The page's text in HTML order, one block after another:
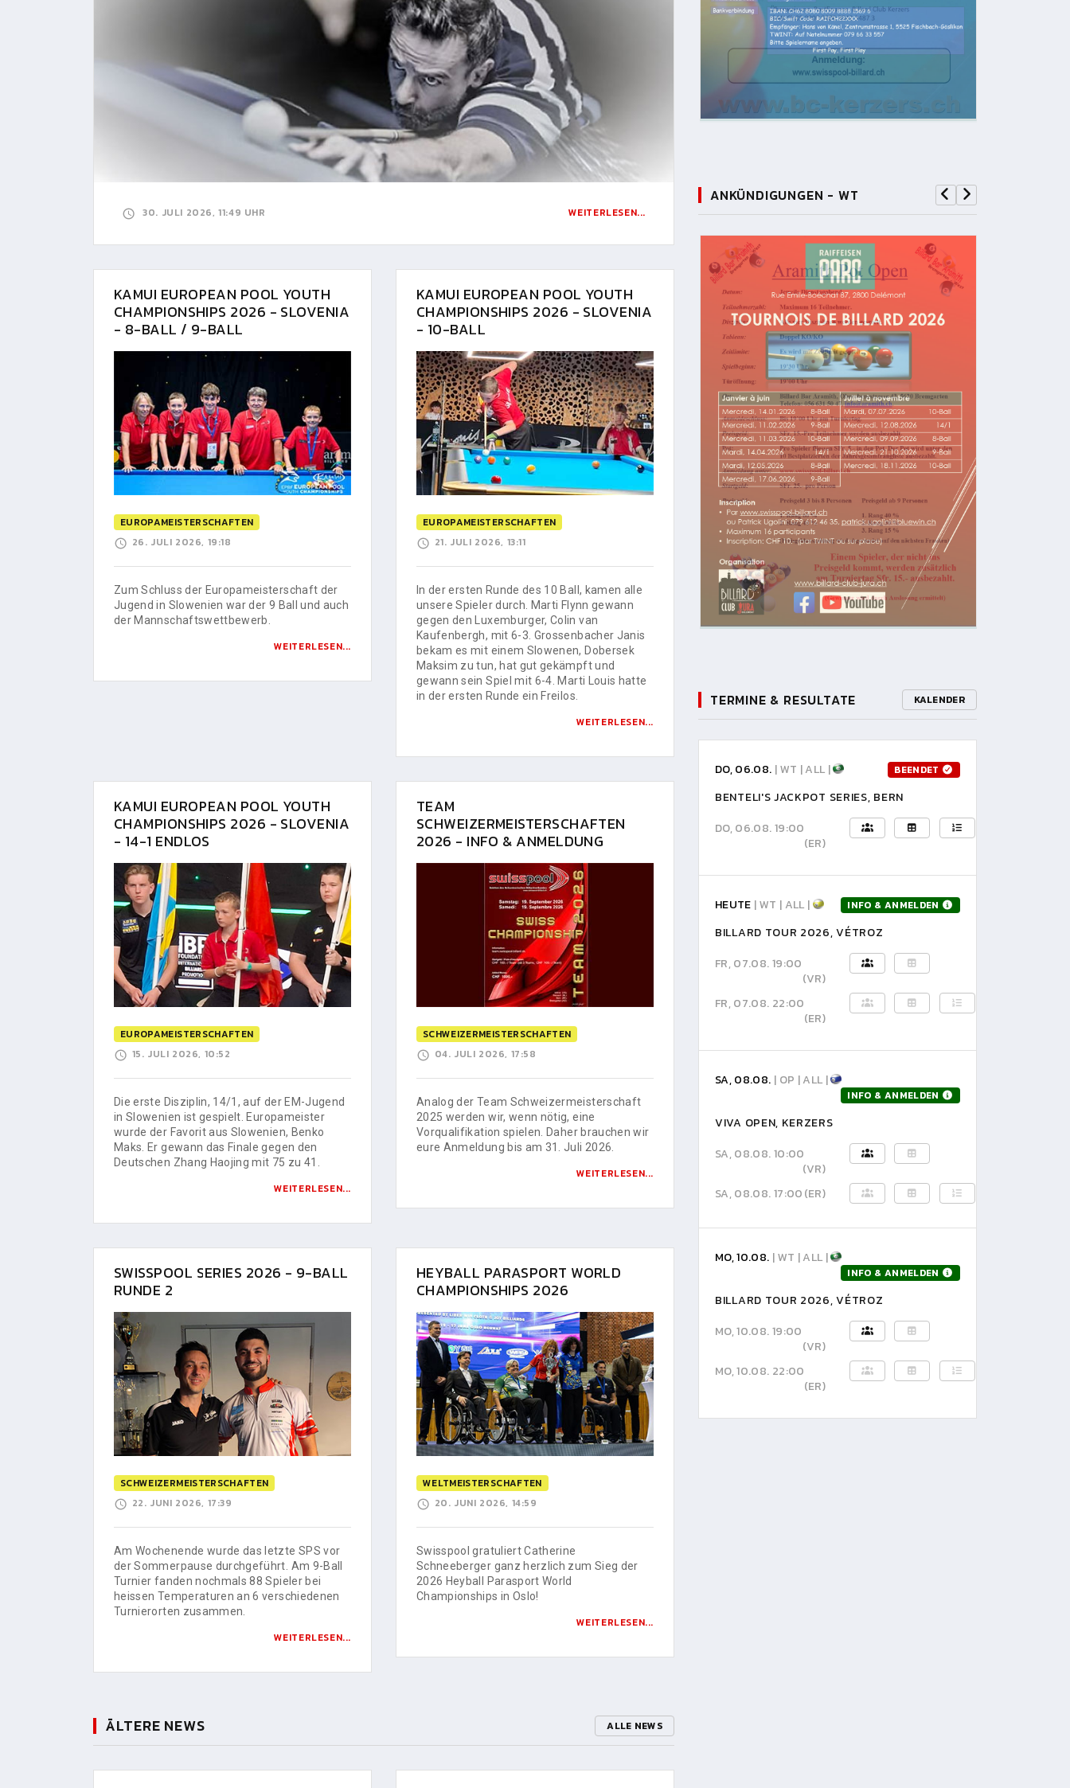
30. JULI 2026, 11:49 UHR WEITERLESEN...
KAMUI EUROPEAN POOL YOUTH
CHAMPIONSHIPS 2026 - SLOVENIA
- 8-BALL / 9-BALL
EUROPAMEISTERSCHAFTEN
26. JULI 2026, 19:18
Zum Schluss der Europameisterschaft der
Jugend in Slowenien war der 9 Ball und auch
der Mannschaftswettbewerb.
WEITERLESEN...
KAMUI EUROPEAN POOL YOUTH
CHAMPIONSHIPS 2026 - SLOVENIA
- 10-BALL
EUROPAMEISTERSCHAFTEN
21. JULI 2026, 13:11
In der ersten Runde des 10 Ball, kamen alle
unsere Spieler durch. Marti Flynn gewann
gegen den Luxemburger, Colin van
Kaufenbergh, mit 6-3. Grossenbacher Janis
bekam es mit einem Slowenen, Dobersek
Maksim zu tun, hat gut gekämpft und
gewann sein Spiel mit 6-4. Marti Louis hatte
in der ersten Runde ein Freilos.
WEITERLESEN...
KAMUI EUROPEAN POOL YOUTH
CHAMPIONSHIPS 2026 - SLOVENIA
- 14-1 ENDLOS
EUROPAMEISTERSCHAFTEN
15. JULI 2026, 10:52
Die erste Disziplin, 14/1, auf der EM-Jugend
in Slowenien ist gespielt. Europameister
wurde der Favorit aus Slowenien, Benko
Maks. Er gewann das Finale gegen den
Deutschen Zhang Haojing mit 75 zu 41.
WEITERLESEN...
TEAM
SCHWEIZERMEISTERSCHAFTEN
2026 - INFO & ANMELDUNG
SCHWEIZERMEISTERSCHAFTEN
04. JULI 2026, 17:58
Analog der Team Schweizermeisterschaft
2025 werden wir, wenn nötig, eine
Vorqualifikation spielen. Daher brauchen wir
eure Anmeldung bis am 31. Juli 2026.
WEITERLESEN...
SWISSPOOL SERIES 2026 - 9-BALL
RUNDE 2
SCHWEIZERMEISTERSCHAFTEN
22. JUNI 2026, 17:39
Am Wochenende wurde das letzte SPS vor
der Sommerpause durchgeführt. Am 9-Ball
Turnier fanden nochmals 88 Spieler bei
heissen Temperaturen an 6 verschiedenen
Turnierorten zusammen.
WEITERLESEN...
HEYBALL PARASPORT WORLD
CHAMPIONSHIPS 2026
WELTMEISTERSCHAFTEN
20. JUNI 2026, 14:59
Swisspool gratuliert Catherine
Schneeberger ganz herzlich zum Sieg der
2026 Heyball Parasport World
Championships in Oslo!
WEITERLESEN...
ÄLTERE NEWS ALLE NEWS
ANKÜNDIGUNGEN - WT
TERMINE & RESULTATE KALENDER
DO, 06.08. | WT | ALL | BEENDET
BENTELI'S JACKPOT SERIES, BERN
DO, 06.08. 19:00
(ER)
HEUTE | WT | ALL | INFO & ANMELDEN
BILLARD TOUR 2026, VÉTROZ
FR, 07.08. 19:00
(VR)
FR, 07.08. 22:00
(ER)
SA, 08.08. | OP | ALL |
INFO & ANMELDEN
VIVA OPEN, KERZERS
SA, 08.08. 10:00
(VR)
SA, 08.08. 17:00(ER)
MO, 10.08. | WT | ALL |
INFO & ANMELDEN
BILLARD TOUR 2026, VÉTROZ
MO, 10.08. 19:00
(VR)
MO, 10.08. 22:00
(ER)